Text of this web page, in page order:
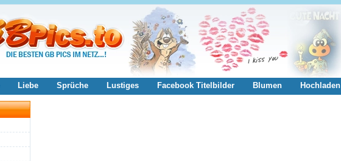
Liebe Sprüche Lustiges Facebook Titelbilder Blumen Hochladen